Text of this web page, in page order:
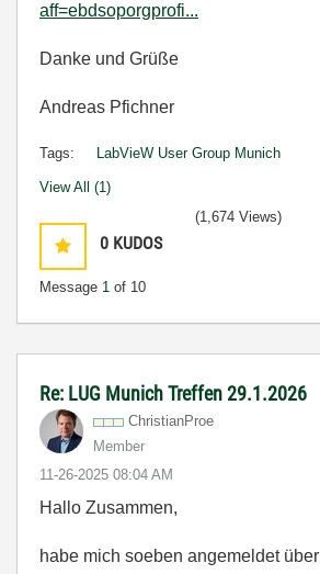
aff=ebdsoporgprofi...
Danke und Grüße
Andreas Pfichner
Tags: LabVieW User Group Munich
View All (1)
0 KUDOS
Message 1 of 10
(1,674 Views)
Re: LUG Munich Treffen 29.1.2026
ChristianProe
Member
‎11-26-2025 08:04 AM
Hallo Zusammen,
habe mich soeben angemeldet über